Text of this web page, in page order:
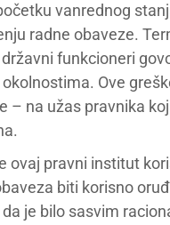
vanrednog
radne obaveze.
funkcioneri
Ove
na užas pravnika
ovaj pravni institut
biti korisno
je bilo sasvim